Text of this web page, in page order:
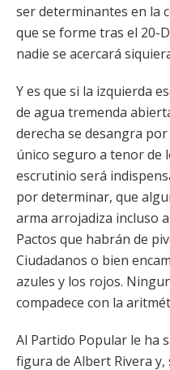
ser determinantes en la
que se forme tras el 20-
nadie se acercará
Y es que si la izquierda
de agua tremenda
derecha se desangra
único seguro a tenor de
escrutinio será
por determinar, que
arma arrojadiza incluso
Pactos que habrán de
Ciudadanos o bien
azules y los rojos.
compadece con la
Al Partido Popular le ha
figura de Albert Rivera